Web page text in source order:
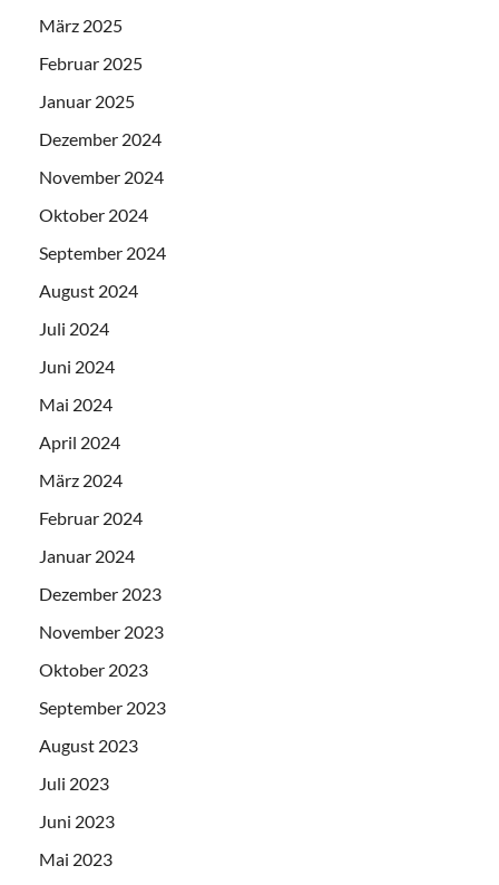
März 2025
Februar 2025
Januar 2025
Dezember 2024
November 2024
Oktober 2024
September 2024
August 2024
Juli 2024
Juni 2024
Mai 2024
April 2024
März 2024
Februar 2024
Januar 2024
Dezember 2023
November 2023
Oktober 2023
September 2023
August 2023
Juli 2023
Juni 2023
Mai 2023